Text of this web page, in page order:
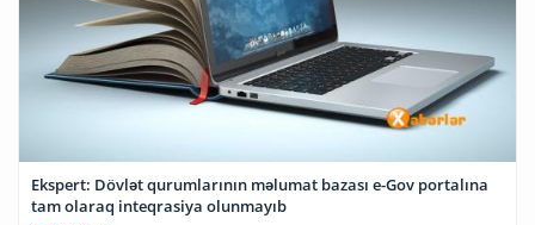
Ekspert: Dövlət qurumlarının məlumat bazası e-Gov portalına
tam olaraq inteqrasiya olunmayıb